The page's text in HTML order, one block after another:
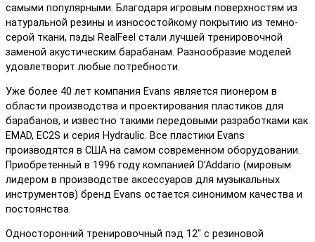
самыми популярными. Благодаря игровым поверхностям из
натуральной резины и износостойкому покрытию из темно-
серой ткани, пэды RealFeel стали лучшей тренировочной
заменой акустическим барабанам. Разнообразие моделей
удовлетворит любые потребности.
Уже более 40 лет компания Evans является пионером в
области производства и проектирования пластиков для
барабанов, и известно такими передовыми разработками как
EMAD, EC2S и серия Hydraulic. Все пластики Evans
производятся в США на самом современном оборудовании.
Приобретенный в 1996 году компанией D’Addario (мировым
лидером в производстве аксессуаров для музыкальных
инструментов) бренд Evans остается синонимом качества и
постоянства.
Односторонний тренировочный пэд 12″ с резиновой